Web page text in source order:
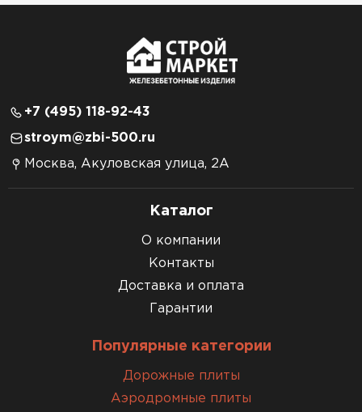
+7 (495) 118-92-43
stroym@zbi-500.ru
Москва, Акуловская улица, 2А
Каталог
О компании
Контакты
Доставка и оплата
Гарантии
Популярные категории
Дорожные плиты
Аэродромные плиты